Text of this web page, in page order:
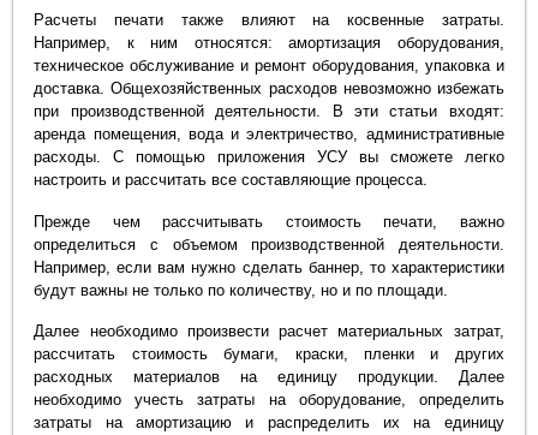
Расчеты печати также влияют на косвенные затраты.
Например, к ним относятся: амортизация оборудования,
техническое обслуживание и ремонт оборудования, упаковка и
доставка. Общехозяйственных расходов невозможно избежать
при производственной деятельности. В эти статьи входят:
аренда помещения, вода и электричество, административные
расходы. С помощью приложения УСУ вы сможете легко
настроить и рассчитать все составляющие процесса.
Прежде чем рассчитывать стоимость печати, важно
определиться с объемом производственной деятельности.
Например, если вам нужно сделать баннер, то характеристики
будут важны не только по количеству, но и по площади.
Далее необходимо произвести расчет материальных затрат,
рассчитать стоимость бумаги, краски, пленки и других
расходных материалов на единицу продукции. Далее
необходимо учесть затраты на оборудование, определить
затраты на амортизацию и распределить их на единицу